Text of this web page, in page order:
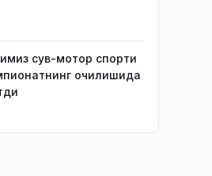
сув-мотор спорти
очилишида